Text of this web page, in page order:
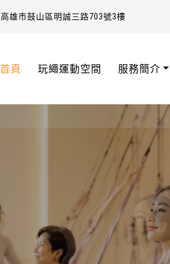
高雄市鼓山區明誠三路703號3樓
首頁 玩繩運動空間 服務簡介